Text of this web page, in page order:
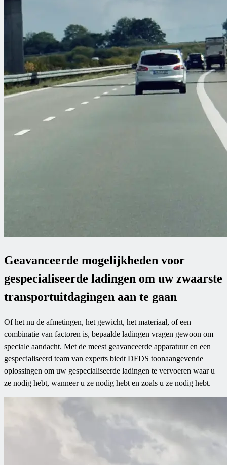
Geavanceerde mogelijkheden voor
gespecialiseerde ladingen om uw zwaarste
transportuitdagingen aan te gaan
Of het nu de afmetingen, het gewicht, het materiaal, of een
combinatie van factoren is, bepaalde ladingen vragen gewoon om
speciale aandacht. Met de meest geavanceerde apparatuur en een
gespecialiseerd team van experts biedt DFDS toonaangevende
oplossingen om uw gespecialiseerde ladingen te vervoeren waar u
ze nodig hebt, wanneer u ze nodig hebt en zoals u ze nodig hebt.